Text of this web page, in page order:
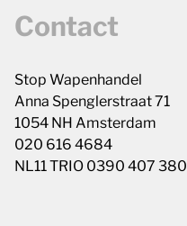
Contact
Stop Wapenhandel
Anna Spenglerstraat 71
1054 NH Amsterdam
020 616 4684
NL11 TRIO 0390 407 380